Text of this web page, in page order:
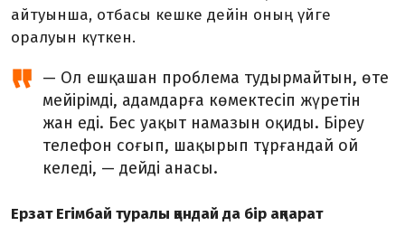
айтуынша, отбасы кешке дейін оның үйге
оралуын күткен.
— Ол ешқашан проблема тудырмайтын, өте
мейірімді, адамдарға көмектесіп жүретін
жан еді. Бес уақыт намазын оқиды. Біреу
телефон соғып, шақырып тұрғандай ой
келеді, — дейді анасы.
Ерзат Егімбай туралы қандай да бір ақпарат